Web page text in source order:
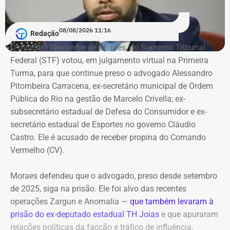
A ação argumenta que o uso de pseudônimos não é
necessariamente ilegal, desde que exista uma pessoa real
identificável judicialmente. Também sustenta que o sigilo
da fonte protege o informante, mas não elimina a
responsabilidade de quem decide publicar, editar e
impulsionar um conteúdo.
Chamado a se manifestar antes da decisão sobre a
liminar, o Ministério Público do Estado do Rio de Janeiro
recomendou que os pedidos urgentes fossem rejeitados.
Promotoria afirmou que publicações
deveriam ser mantidas
Em parecer apresentado em 5 de julho, a 2ª Promotoria
Investigado em um terceiro caso
Vitor Hugo também é alvo de outra investigação. Em
julho, a Delegacia de Atendimento à Mulher (Deam) da
Zona Sul instaurou um inquérito após receber do
Ministério Público do Rio (MPRJ) uma notícia de fato que
apontava um possível estupro contra uma adolescente de
17 anos durante o pré-carnaval deste ano.
A investigação está em andamento e tramita sob sigilo.
que ocorreria na sexta-feira (07), foi adiada para a
próxima quinta-feira (13).
Com informações do portal “g1”.
Redação08/08/2026 11:16
O ministro Alexandre de Moraes, do Supremo Tribunal
Federal (STF) votou, em julgamento virtual na Primeira
Turma, para que continue preso o advogado Alessandro
Pitombeira Carracena, ex-secretário municipal de Ordem
Pública do Rio na gestão de Marcelo Crivella; ex-
subsecretário estadual de Defesa do Consumidor e ex-
secretário estadual de Esportes no governo Cláudio
Castro. Ele é acusado de receber propina do Comando
Vermelho (CV).
Moraes defendeu que o advogado, preso desde setembro
de 2025, siga na prisão. Ele foi alvo das recentes
operações Zargun e Anomalia — que também levaram à
prisão do ex-deputado estadual TH Joias e que apuraram
relações políticas da facção e tráfico de influência.